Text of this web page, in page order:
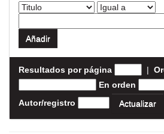
Resultados por página |
En orden
Autor/registro